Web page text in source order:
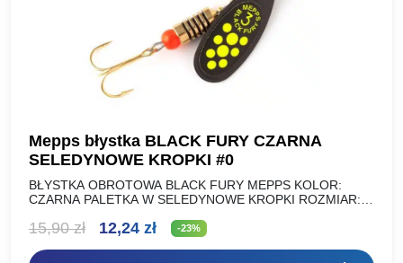
Mepps błystka BLACK FURY CZARNA
SELEDYNOWE KROPKI #0
BŁYSTKA OBROTOWA BLACK FURY MEPPS KOLOR:
CZARNA PALETKA W SELEDYNOWE KROPKI ROZMIAR:
15,90zł
Pierwotna
cena
12,24 złAktualna
cena
-23%